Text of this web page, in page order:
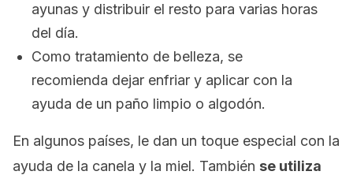
ayunas y distribuir el resto para varias horas
del día.
Como tratamiento de belleza, se
recomienda dejar enfriar y aplicar con la
ayuda de un paño limpio o algodón.
En algunos países, le dan un toque especial con la
ayuda de la canela y la miel. También se utiliza